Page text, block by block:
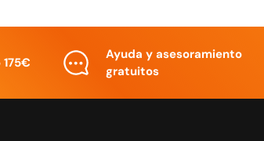
Ayuda y asesoramiento
gratuitos